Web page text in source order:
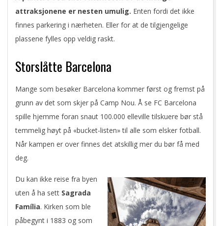
attraksjonene er nesten umulig. Enten fordi det ikke
finnes parkering i nærheten. Eller for at de tilgjengelige
plassene fylles opp veldig raskt.
Storslåtte Barcelona
Mange som besøker Barcelona kommer først og fremst på
grunn av det som skjer på Camp Nou. Å se FC Barcelona
spille hjemme foran snaut 100.000 elleville tilskuere bør stå
temmelig høyt på «bucket-listen» til alle som elsker fotball.
Når kampen er over finnes det atskillig mer du bør få med
deg.
Du kan ikke reise fra byen
uten å ha sett Sagrada
Família. Kirken som ble
påbegynt i 1883 og som